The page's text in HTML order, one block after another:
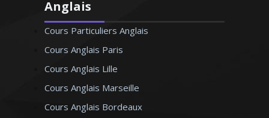
Anglais
Cours Particuliers Anglais
Cours Anglais Paris
Cours Anglais Lille
Cours Anglais Marseille
Cours Anglais Bordeaux